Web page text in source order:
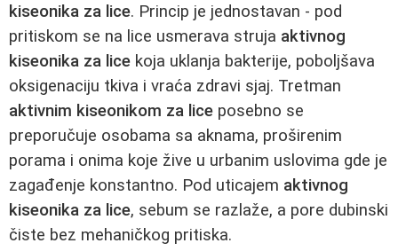
kiseonika za lice. Princip je jednostavan - pod
pritiskom se na lice usmerava struja aktivnog
kiseonika za lice koja uklanja bakterije, poboljšava
oksigenaciju tkiva i vraća zdravi sjaj. Tretman
aktivnim kiseonikom za lice posebno se
preporučuje osobama sa aknama, proširenim
porama i onima koje žive u urbanim uslovima gde je
zagađenje konstantno. Pod uticajem aktivnog
kiseonika za lice, sebum se razlaže, a pore dubinski
čiste bez mehaničkog pritiska.